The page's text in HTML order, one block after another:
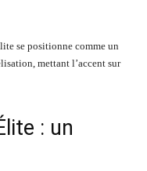
se positionne comme un
mettant l’accent sur
: un